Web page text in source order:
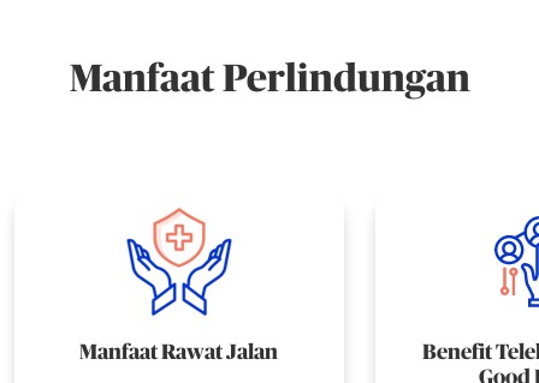
Manfaat Perlindungan
Manfaat Rawat Jalan
Benefit
Good